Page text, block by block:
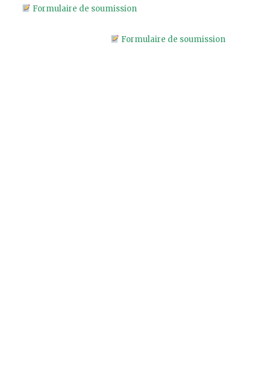
Formulaire de soumission
Formulaire de soumission